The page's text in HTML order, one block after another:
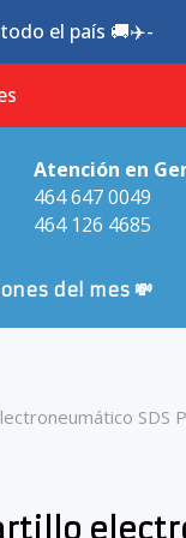
el país 🚚✈️-
Atención en
464 647 0049
464 126 4685
del mes 💸
SDS